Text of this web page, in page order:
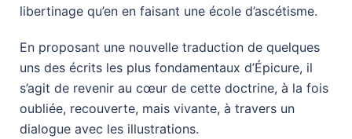
libertinage qu’en en faisant une école d’ascétisme.
En proposant une nouvelle traduction de quelques
uns des écrits les plus fondamentaux d’Épicure, il
s’agit de revenir au cœur de cette doctrine, à la fois
oubliée, recouverte, mais vivante, à travers un
dialogue avec les illustrations.